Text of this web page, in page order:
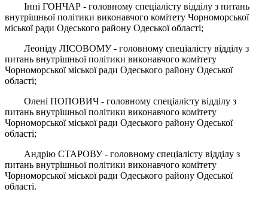
Інні ГОНЧАР - головному спеціалісту відділу з питань
внутрішньої політики виконавчого комітету Чорноморської
міської ради Одеського району Одеської області;
Леоніду ЛІСОВОМУ - головному спеціалісту відділу з
питань внутрішньої політики виконавчого комітету
Чорноморської міської ради Одеського району Одеської
області;
Олені ПОПОВИЧ - головному спеціалісту відділу з
питань внутрішньої політики виконавчого комітету
Чорноморської міської ради Одеського району Одеської
області;
Андрію СТАРОВУ - головному спеціалісту відділу з
питань внутрішньої політики виконавчого комітету
Чорноморської міської ради Одеського району Одеської
області.